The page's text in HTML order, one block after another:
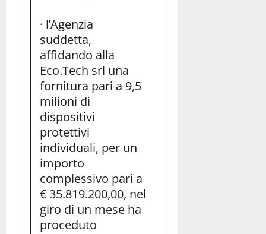
· l’Agenzia
suddetta,
affidando alla
Eco.Tech srl una
fornitura pari a 9,5
milioni di
dispositivi
protettivi
individuali, per un
importo
complessivo pari a
€ 35.819.200,00, nel
giro di un mese ha
proceduto